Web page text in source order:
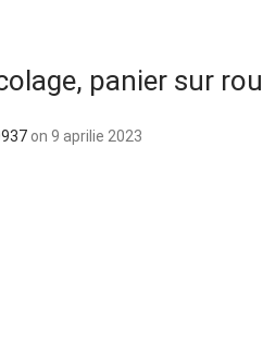
panier sur
on 9 aprilie 2023